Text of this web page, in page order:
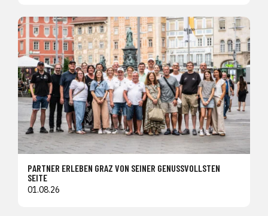
PARTNER ERLEBEN GRAZ VON SEINER GENUSSVOLLSTEN
SEITE
01.08.26